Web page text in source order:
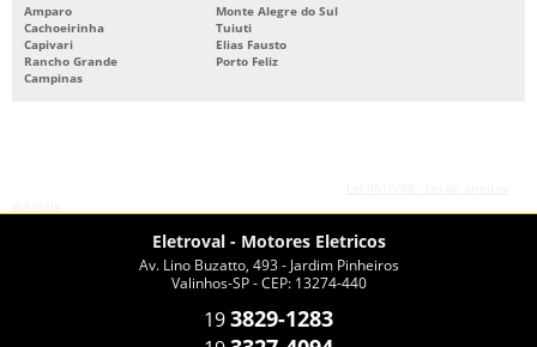
Amparo
Monte Alegre do Sul
Cachoeirinha
Tuiuti
Capivari
Elias Fausto
Rancho Grande
Porto Feliz
Campinas
Eletroval - Motores Eletricos
Av. Lino Buzatto, 493 - Jardim Pinheiros
Valinhos-SP - CEP: 13274-440
193829-1283